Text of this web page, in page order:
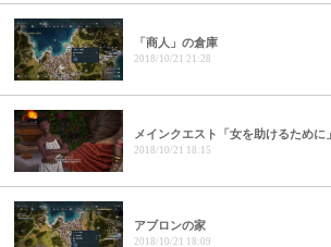
「商人」の倉庫
2018/10/21 21:28
メインクエスト「女を助けるために
2018/10/21 18:15
アブロンの家
2018/10/21 18:09